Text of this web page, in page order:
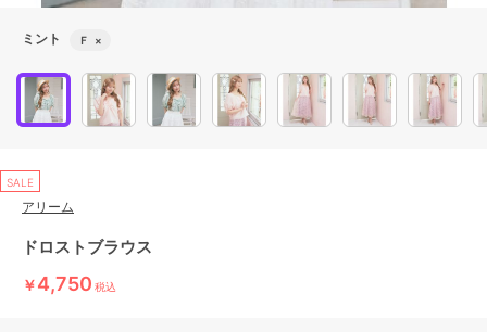
ミント Ｆ ×
SALE
アリーム
ドロストブラウス
￥4,750 税込